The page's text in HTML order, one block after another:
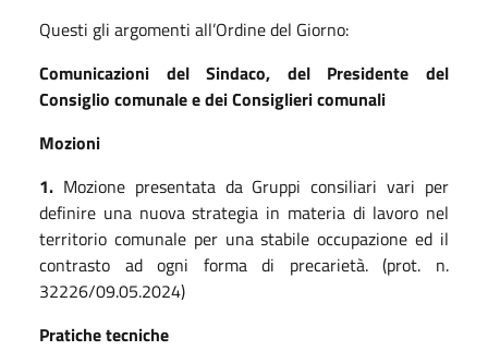
Questi gli argomenti all’Ordine del Giorno:
Comunicazioni del Sindaco, del Presidente del
Consiglio comunale e dei Consiglieri comunali
Mozioni
1. Mozione presentata da Gruppi consiliari vari per
definire una nuova strategia in materia di lavoro nel
territorio comunale per una stabile occupazione ed il
contrasto ad ogni forma di precarietà. (prot. n.
32226/09.05.2024)
Pratiche tecniche